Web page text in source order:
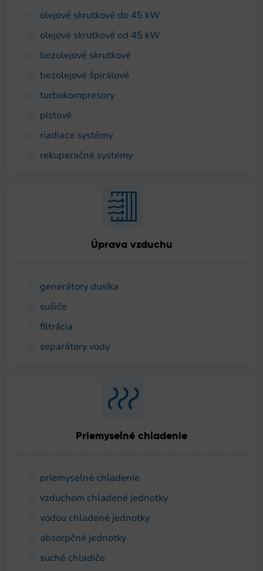
olejové skrutkové do 45 kW
olejové skrutkové od 45 kW
bezolejové skrutkové
bezolejové špirálové
turbokompresory
pístové
riadiace systémy
rekuperačné systémy
Úprava vzduchu
generátory dusíka
sušiče
filtrácia
separátory vody
Priemyselné chladenie
priemyselné chladenie
vzduchom chladené jednotky
vodou chladené jednotky
absorpčné jednotky
suché chladiče